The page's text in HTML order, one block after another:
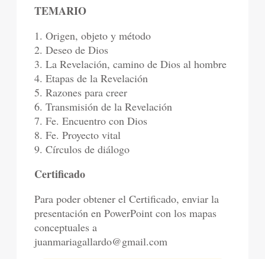
TEMARIO
1. Origen, objeto y método
2. Deseo de Dios
3. La Revelación, camino de Dios al hombre
4. Etapas de la Revelación
5. Razones para creer
6. Transmisión de la Revelación
7. Fe. Encuentro con Dios
8. Fe. Proyecto vital
9. Círculos de diálogo
Certificado
Para poder obtener el Certificado, enviar la
presentación en PowerPoint con los mapas
conceptuales a
juanmariagallardo@gmail.com